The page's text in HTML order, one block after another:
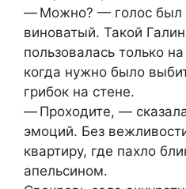
— Можно? — голос был
виноватый. Такой
пользовалась только
когда нужно было
грибок на стене.
— Проходите, —
эмоций. Без
квартиру, где пахло
апельсином.